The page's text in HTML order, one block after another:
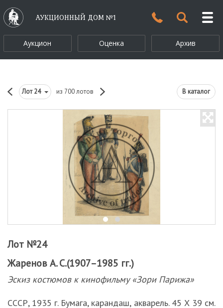
АУКЦИОННЫЙ ДОМ №1
Аукцион Оценка Архив
Лот24 из 700 лотов В каталог
Лот №24
Жаренов А. С.(1907–1985 гг.)
Эскиз костюмов к кинофильму «Зори Парижа»
СССР, 1935 г. Бумага, карандаш, акварель. 45 Х 39 см.